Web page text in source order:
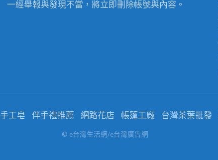
一經舉報與發現不當，將立即刪除帳號與內容。
手工皂 伴手禮推薦 網路花店 帳蓬工廠 台灣茶葉批發
© e台灣生活網/e台灣廣告網